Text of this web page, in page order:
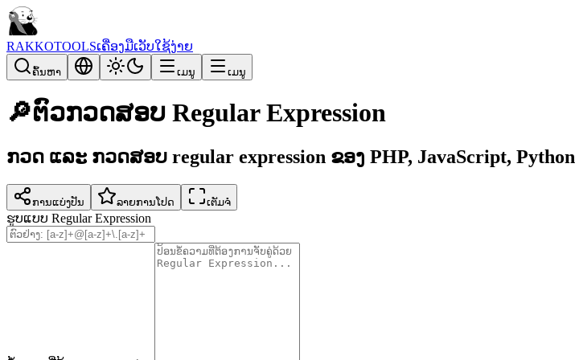
RAKKOTOOLSເຄື່ອງມືເວັບໃຊ້ງ່າຍ
ຄົ້ນຫາ ເມນູ ເມນູ
🔎ຕົວກວດສອບ Regular Expression
ກວດ ແລະ ກວດສອບ regular expression ຂອງ PHP, JavaScript, Python
ການແບ່ງປັນ ລາຍການໂປດ ເຕັມຈໍ
ຮູບແບບ Regular Expression